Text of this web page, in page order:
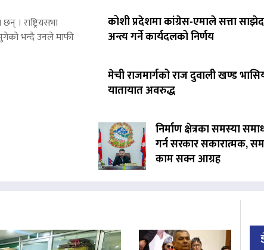
। राष्ट्रियसभा
भन्दै उनले माफी
कोशी प्रदेशमा कांग्रेस-एमाले सत्ता
अन्त्य गर्ने कार्यदलको निर्णय
मेची राजमार्गको राज दुवाली खण्ड
यातायात अवरुद्ध
निर्माण क्षेत्रका समस्या
गर्न सरकार सकारात्मक,
काम सक्न आग्रह